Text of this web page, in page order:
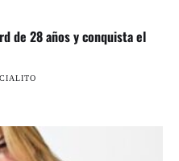
de 28 años y conquista el